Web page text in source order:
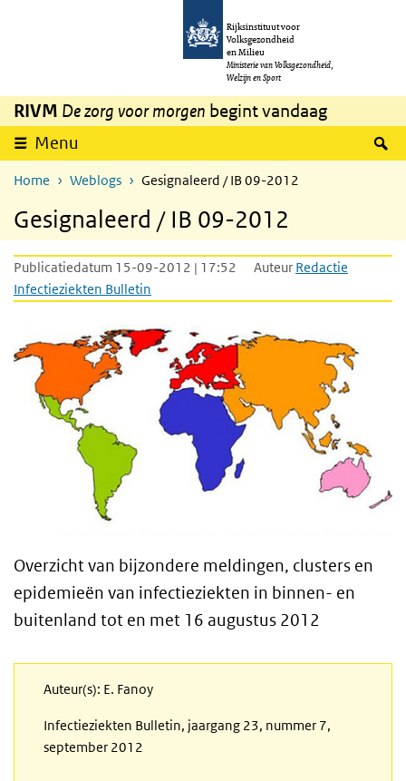
Overslaan en naar de inhoud gaan
Rijksinstituut voor
Volksgezondheid
en Milieu
Ministerie van Volksgezondheid,
Welzijn en Sport
RIVM De zorg voor morgen begint vandaag
Menu
Home Weblogs Gesignaleerd / IB 09-2012
Gesignaleerd / IB 09-2012
Publicatiedatum 15-09-2012 | 17:52 Auteur Redactie
Infectieziekten Bulletin
Overzicht van bijzondere meldingen, clusters en
epidemieën van infectieziekten in binnen- en
buitenland tot en met 16 augustus 2012
Auteur(s): E. Fanoy
Infectieziekten Bulletin, jaargang 23, nummer 7,
september 2012